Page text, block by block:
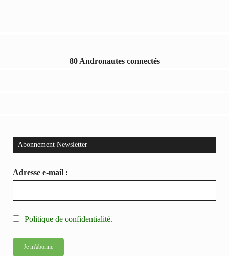
80 Andronautes connectés
Abonnement Newsletter
Adresse e-mail :
Politique de confidentialité.